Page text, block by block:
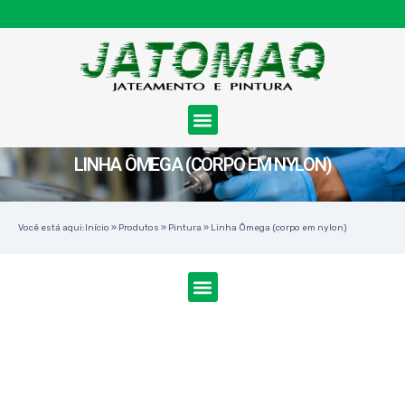
LINHA ÔMEGA (CORPO EM NYLON)
Você está aqui:Início » Produtos » Pintura » Linha Ômega (corpo em nylon)